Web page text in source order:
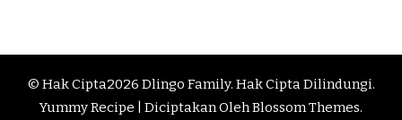
© Hak Cipta2026 Dlingo Family. Hak Cipta Dilindungi.
Yummy Recipe | Diciptakan OlehBlossom Themes.